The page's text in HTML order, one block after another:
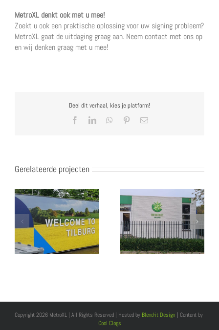
MetroXL denkt ook met u mee!
Zoekt u ook een praktische oplossing voor uw signing probleem?
MetroXL gaat de uitdaging graag aan. Neem contact met ons op
en wij denken graag met u mee!
Deel dit verhaal, kies je platform!
FacebookLinkedInWhatsApp
Pinterest
E-
Gerelateerde projecten
Copyright 2026 MetroXL | All Rights Reserved | Hosted by Blend-it Design | Content by
Cool Clogs